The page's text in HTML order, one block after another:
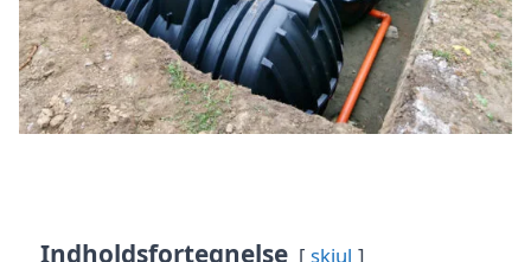
Indholdsfortegnelse skjul